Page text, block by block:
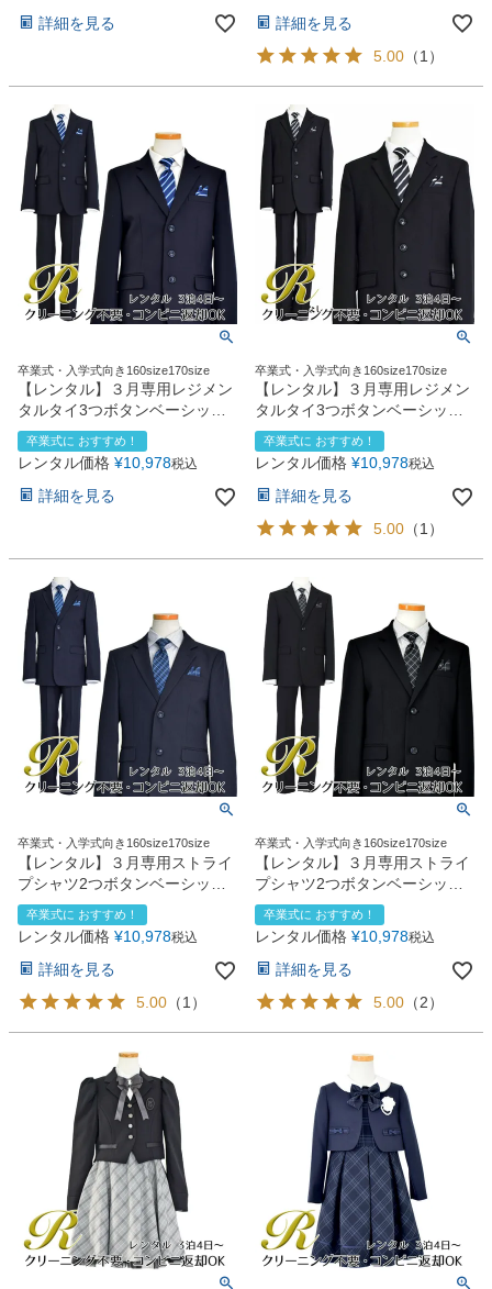
詳細を見る
詳細を見る
5.00 （1 ）
卒業式・入学式向き160size170size
【レンタル】３月専用レジメン
タルタイ3つボタンベーシック
スーツ4点セット(CAT555611)
ネイビー
卒業式に おすすめ！
レンタル価格 ¥10,978税込
詳細を見る
卒業式・入学式向き160size170size
【レンタル】３月専用レジメン
タルタイ3つボタンベーシック
スーツ4点セット(CAT555611)
ブラック
卒業式に おすすめ！
レンタル価格 ¥10,978税込
詳細を見る
5.00 （1）
卒業式・入学式向き160size170size
【レンタル】３月専用ストライ
プシャツ2つボタンベーシック
スーツ4点セット(CAT555610)
ネイビー
卒業式に おすすめ！
レンタル価格 ¥10,978税込
詳細を見る
5.00 （1）
卒業式・入学式向き160size170size
【レンタル】３月専用ストライ
プシャツ2つボタンベーシック
スーツ4点セット(CAT555610)
ブラック
卒業式に おすすめ！
レンタル価格 ¥10,978税込
詳細を見る
5.00 （2）